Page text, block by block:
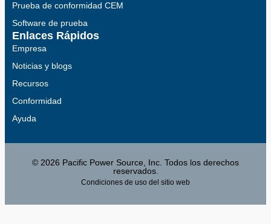
Prueba de conformidad CEM
Software de prueba
Enlaces Rápidos
Empresa
Noticias y blogs
Recursos
Conformidad
Ayuda
© 2026 Pacific Power Source, Inc. Todos los derechos
reservados.
Condiciones de uso del sitio web